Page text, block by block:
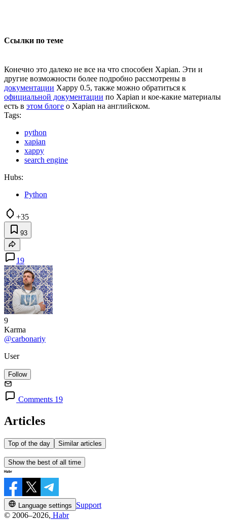
Ссылки по теме
Конечно это далеко не все на что способен Xapian. Эти и
другие возможности более подробно рассмотрены в
документации Xappy 0.5, также можно обратиться к
официальной документации по Xapian и кое-какие материалы
есть в этом блоге о Xapian на английском.
Tags:
python
xapian
xappy
search engine
Hubs:
Python
+35
93
19
9
Karma
@carbonariy
User
Follow
Comments 19
Articles
Top of the day Similar articles
Show the best of all time
Language settings
Support
© 2006–2026, Habr